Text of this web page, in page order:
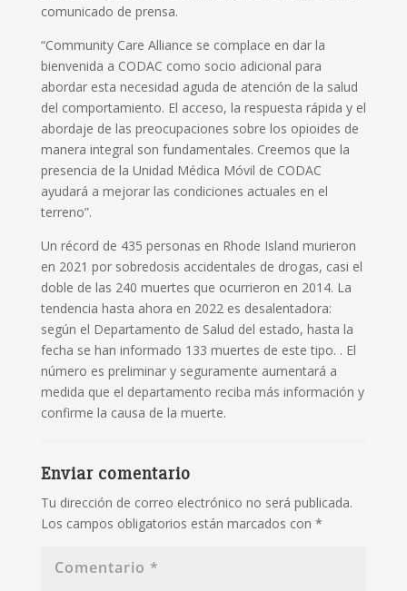
comunicado de prensa.
“Community Care Alliance se complace en dar la
bienvenida a CODAC como socio adicional para
abordar esta necesidad aguda de atención de la salud
del comportamiento. El acceso, la respuesta rápida y el
abordaje de las preocupaciones sobre los opioides de
manera integral son fundamentales. Creemos que la
presencia de la Unidad Médica Móvil de CODAC
ayudará a mejorar las condiciones actuales en el
terreno”.
Un récord de 435 personas en Rhode Island murieron
en 2021 por sobredosis accidentales de drogas, casi el
doble de las 240 muertes que ocurrieron en 2014. La
tendencia hasta ahora en 2022 es desalentadora:
según el Departamento de Salud del estado, hasta la
fecha se han informado 133 muertes de este tipo. . El
número es preliminar y seguramente aumentará a
medida que el departamento reciba más información y
confirme la causa de la muerte.
Enviar comentario
Tu dirección de correo electrónico no será publicada.
Los campos obligatorios están marcados con *